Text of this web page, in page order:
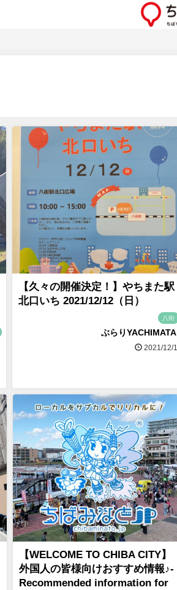
【久々の開催決定！】やちまた駅
北口いち 2021/12/12（日）
八街
ぶらりYACHIMATA
2021/12/1
【WELCOME TO CHIBA CITY】
外国人の皆様向けおすすめ情報♪-
Recommended information for